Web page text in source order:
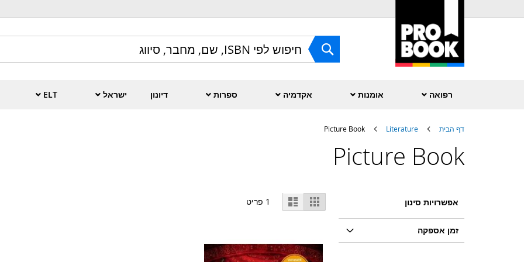
to
Content
חפש
רפואה אומנות אקדמיה ספרות דיונון ישראל ELT
דף הבית Literature
Picture Book
Picture Book
הצג
כ-
גריד
(רשת)
רשימה
1 פריט אפשרויות סינון
זמן אספקה